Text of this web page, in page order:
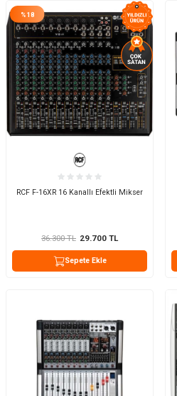
%18
RCF F-16XR 16 Kanallı Efektli Mikser
36.300TL 29.700 TL
Sepete Ekle